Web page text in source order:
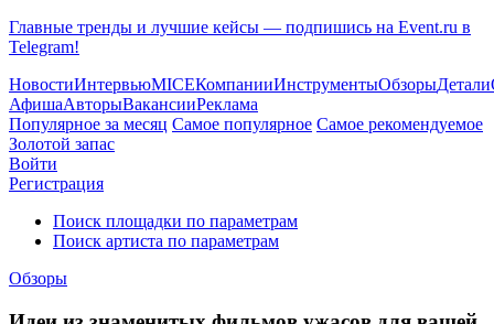
Главные тренды и лучшие кейсы — подпишись на Event.ru в
Telegram!
НовостиИнтервьюMICEКомпанииИнструментыОбзорыДетали
АфишаАвторыВакансииРеклама
Популярное за месяц Самое популярное Самое рекомендуемое
Золотой запас
Войти
Регистрация
Поиск площадки по параметрам
Поиск артиста по параметрам
Обзоры